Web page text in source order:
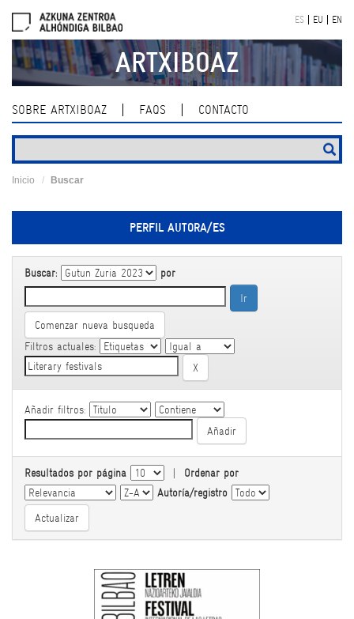
navigation
ES EU EN
ARTXIBOAZ
SOBRE ARTXIBOAZ FAQS CONTACTO
Inicio Buscar
PERFIL AUTORA/ES
Buscar: por
Comenzar nueva busqueda
Filtros actuales:
Añadir filtros:
Resultados por página | Ordenar por
Autoría/registro